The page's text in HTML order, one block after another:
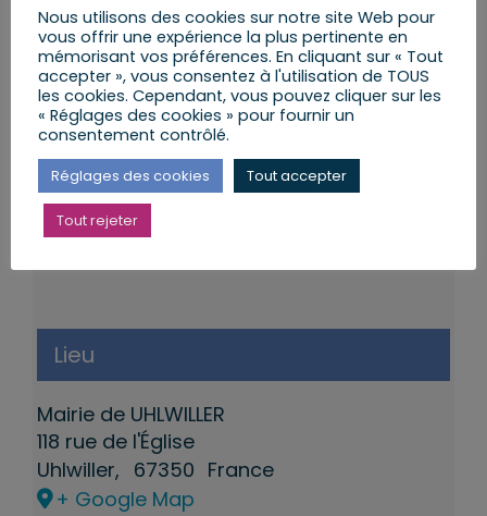
Lieu
Mairie de UHLWILLER
118 rue de l'Église
Uhlwiller, 67350 France
+ Google Map
Nous utilisons des cookies sur notre site Web pour
vous offrir une expérience la plus pertinente en
mémorisant vos préférences. En cliquant sur « Tout
accepter », vous consentez à l'utilisation de TOUS
les cookies. Cependant, vous pouvez cliquer sur les
« Réglages des cookies » pour fournir un
consentement contrôlé.
Réglages des cookies Tout accepter
Tout rejeter